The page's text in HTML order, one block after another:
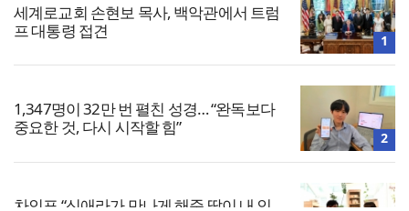
세계로교회 손현보 목사, 백악관에서 트럼
프 대통령 접견
1
1,347명이 32만 번 펼친 성경… “완독보다
중요한 것, 다시 시작할 힘”
2
차인표 “신애라가 만나게 해준 딸이 내 인